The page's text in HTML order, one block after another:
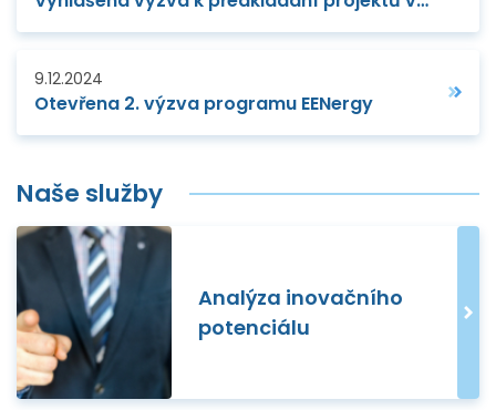
9.12.2024
Otevřena 2. výzva programu EENergy
Naše služby
Analýza inovačního
potenciálu